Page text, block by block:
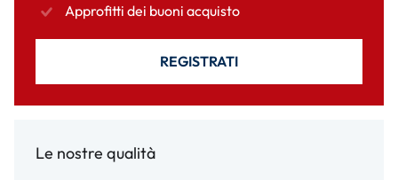
Approfitti dei buoni acquisto
REGISTRATI
Le nostre qualità